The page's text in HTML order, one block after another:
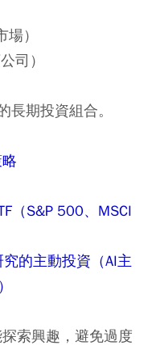
）
司）
期投資組合。
（S&P 500、MSCI
的主動投資（AI主
索興趣，避免過度